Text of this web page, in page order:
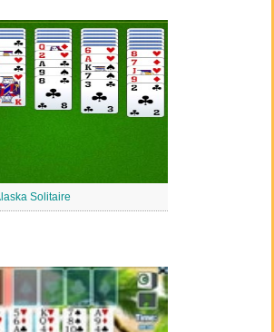
Solitaire